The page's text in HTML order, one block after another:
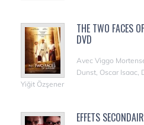
THE TWO FACES
DVD
Avec Viggo
Dunst, Oscar Isaac,
Yiğit Özşener
EFFETS